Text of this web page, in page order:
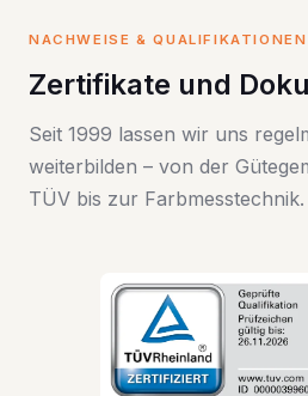
NACHWEISE & QUALIFIKATIONEN
Zertifikate und
Seit 1999 lassen wir uns
weiterbilden – von der
TÜV bis zur Farbmesstechnik.